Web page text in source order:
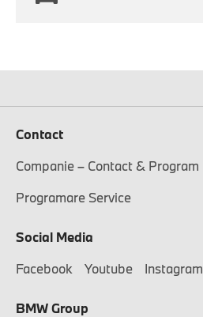
Contact
Companie – Contact & Program
Programare Service
Social Media
Facebook
Youtube Instagram
BMW Group